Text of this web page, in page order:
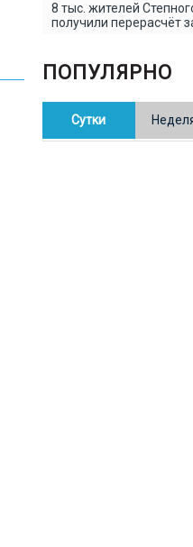
8 тыс. жителей
получили перерасчёт
В Казахстане готовят
редакцию
ПОПУЛЯРНО
Сутки